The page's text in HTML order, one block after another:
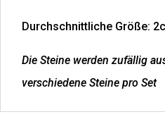
Durchschnittliche Größe:
Die Steine werden zufällig
verschiedene Steine pro Set